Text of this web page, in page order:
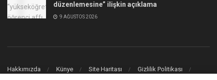
düzenlemesine” ilişkin açıklama
9 AĞUSTOS 2026
Hakkımızda Künye Site Haritası
Gizlilik Politikası